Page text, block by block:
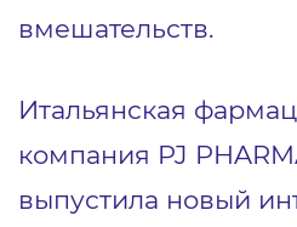
вмешательств.
Итальянская
компания PJ
выпустила новый